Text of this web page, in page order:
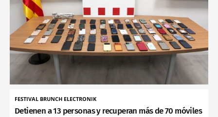
FESTIVAL BRUNCH ELECTRONIK
Detienen a 13 personas y recuperan más de 70 móviles